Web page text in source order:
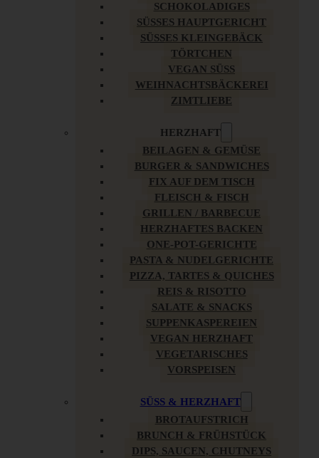
SCHOKOLADIGES
SÜSSES HAUPTGERICHT
SÜSSES KLEINGEBÄCK
TÖRTCHEN
VEGAN SÜSS
WEIHNACHTSBÄCKEREI
ZIMTLIEBE
HERZHAFT
BEILAGEN & GEMÜSE
BURGER & SANDWICHES
FIX AUF DEM TISCH
FLEISCH & FISCH
GRILLEN / BARBECUE
HERZHAFTES BACKEN
ONE-POT-GERICHTE
PASTA & NUDELGERICHTE
PIZZA, TARTES & QUICHES
REIS & RISOTTO
SALATE & SNACKS
SUPPENKASPEREIEN
VEGAN HERZHAFT
VEGETARISCHES
VORSPEISEN
SÜSS & HERZHAFT
BROTAUFSTRICH
BRUNCH & FRÜHSTÜCK
DIPS, SAUCEN, CHUTNEYS